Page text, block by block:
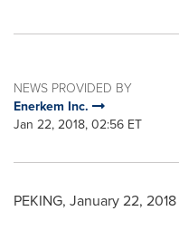
NEWS PROVIDED BY
Enerkem Inc.
Jan 22, 2018, 02:56 ET
PEKING, January 22, 2018